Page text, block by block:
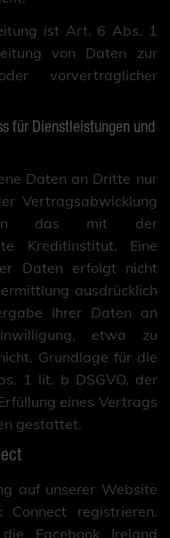
ist Art. 6 Abs. 1
von Daten zur
vorvertraglicher
für Dienstleistungen und
Daten an Dritte nur
Vertragsabwicklung
das mit der
Kreditinstitut. Eine
Daten erfolgt nicht
ausdrücklich
Ihrer Daten an
etwa zu
Grundlage für die
1 lit. b DSGVO, der
eines Vertrags
gestattet.
auf unserer Website
registrieren.
Facebook Ireland